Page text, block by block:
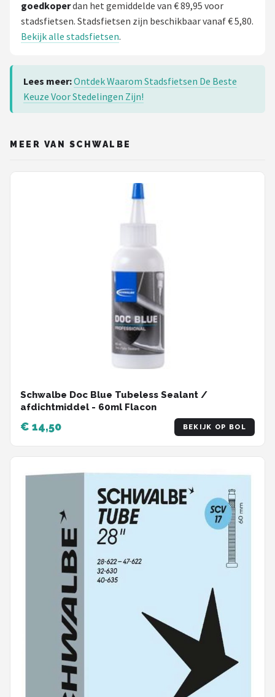
goedkoperdan het gemiddelde van € 89,95 voor
stadsfietsen. Stadsfietsen zijn beschikbaar vanaf € 5,80.
Bekijk alle stadsfietsen.
Lees meer:Ontdek Waarom Stadsfietsen De Beste
Keuze Voor Stedelingen Zijn!
MEER VAN SCHWALBE
Schwalbe Doc Blue Tubeless Sealant /
afdichtmiddel - 60ml Flacon
€ 14,50 BEKIJK OP BOL